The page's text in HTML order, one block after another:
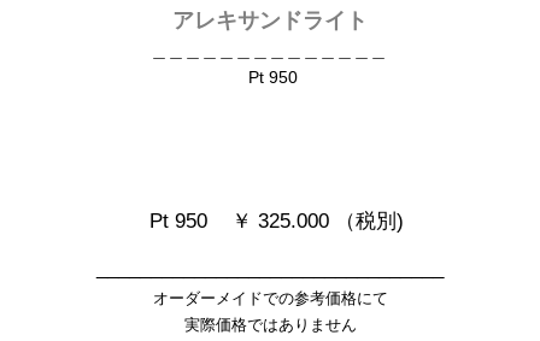
アレキサンドライト
Pt 950
Pt 950 ￥ 325.000 （税別)
オーダーメイドでの参考価格にて
実際価格ではありません